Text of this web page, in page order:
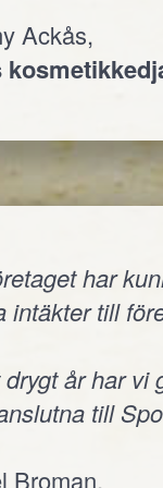
Ackås,
har
intäkter till
drygt år har vi
till
Broman,